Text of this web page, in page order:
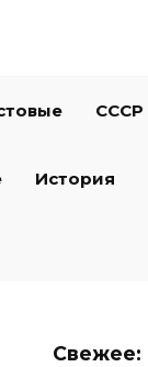
СССР
История
Свежее: